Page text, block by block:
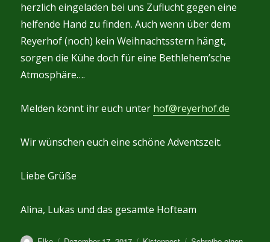
herzlich eingeladen bei uns Zuflucht gegen eine
helfende Hand zu finden. Auch wenn über dem
Reyerhof (noch) kein Weihnachtsstern hängt,
sorgen die Kühe doch für eine Bethlehem’sche
Atmosphäre….
Melden könnt ihr euch unter hof@reyerhof.de
Wir wünschen euch eine schöne Adventszeit.
Liebe Grüße
Alina, Lukas und das gesamte Hofteam